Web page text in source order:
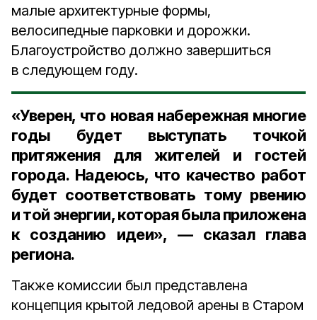
малые архитектурные формы,
велосипедные парковки и дорожки.
Благоустройство должно завершиться
в следующем году.
«Уверен, что новая набережная многие
годы будет выступать точкой
притяжения для жителей и гостей
города. Надеюсь, что качество работ
будет соответствовать тому рвению
и той энергии, которая была приложена
к созданию идеи», — сказал глава
региона.
Также комиссии был представлена
концепция крытой ледовой арены в Старом